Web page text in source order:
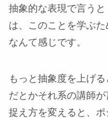
抽象的な表現で言う
は、このことを学ぶ
なんて感じです。
もっと抽象度を上げ
だとかそれ系の講師
捉え方を変えると、ポ